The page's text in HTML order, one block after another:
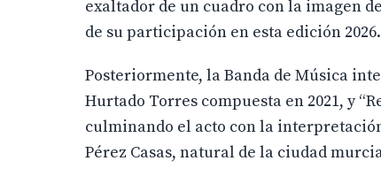
exaltador de un cuadro con la imagen
de su participación en esta edición 2026.
Posteriormente, la Banda de Música
Hurtado Torres compuesta en 2021, y
culminando el acto con la
Pérez Casas, natural de la ciudad